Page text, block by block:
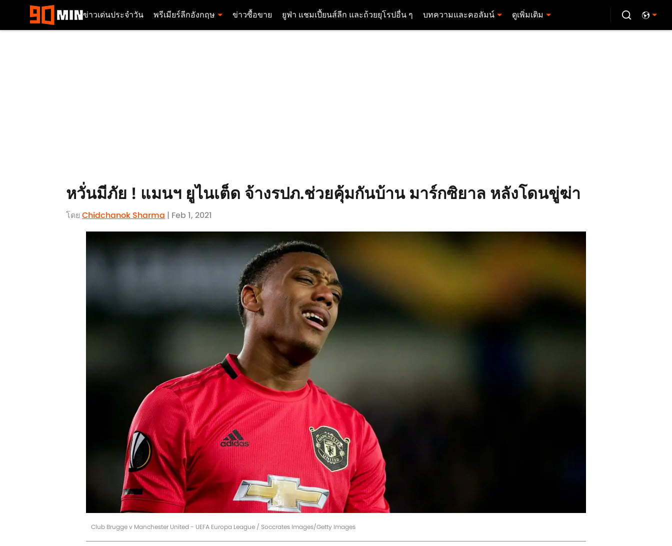
ข่าวเด่นประจำวัน พรีเมียร์ลีกอังกฤษ ข่าวซื้อขาย ยูฟ่า แชมเปี้ยนส์ลีก และถ้วยยุโรปอื่น ๆ บทความและคอลัมน์ ดูเพิ่มเติม
หวั่นมีภัย ! แมนฯ ยูไนเต็ด จ้างรปภ.ช่วยคุ้มกันบ้าน มาร์กซิยาล หลังโดนขู่ฆ่า
โดย Chidchanok Sharma | Feb 1, 2021
Club Brugge v Manchester United - UEFA Europa League / Soccrates Images/Getty Images